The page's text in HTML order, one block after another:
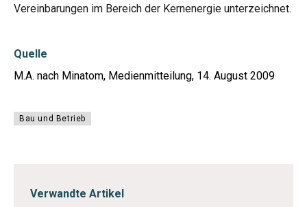
Vereinbarungen im Bereich der Kernenergie unterzeichnet.
Quelle
M.A. nach Minatom, Medienmitteilung, 14. August 2009
Bau und Betrieb
Verwandte Artikel